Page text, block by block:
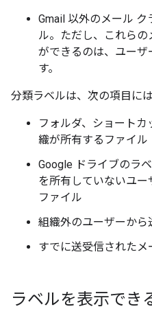
Gmail 以外のメール
ル。ただし、これら
ができるのは、ユーザ
す。
分類ラベルは、次の項目に
フォルダ、ショート
織が所有するファイル
Google ドライブのラ
を所有していないユ
ファイル
組織外のユーザーから
すでに送受信されたメ
ラベルを表示でき